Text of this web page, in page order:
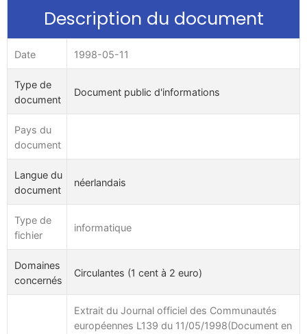
Description du document
Date 1998-05-11
Type de
document
Document public d'informations
Pays du
document
Langue du
document
néerlandais
Type de
fichier
informatique
Domaines
concernés
Circulantes (1 cent à 2 euro)
Extrait du Journal officiel des Communautés
européennes L139 du 11/05/1998(Document en